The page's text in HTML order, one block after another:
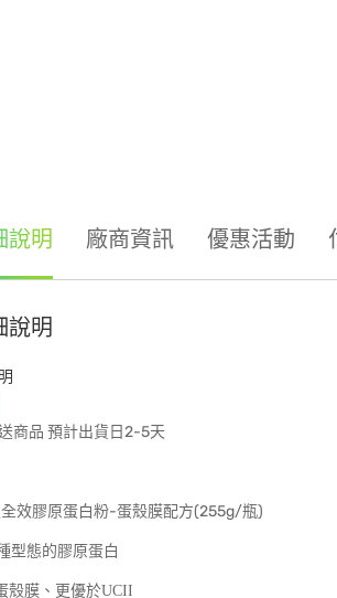
說明 廠商資訊 優惠活動
說明
商品 預計出貨日2-5天
效膠原蛋白粉-蛋殼膜配方(255g/瓶)
型態的膠原蛋白
殼膜、更優於UCII